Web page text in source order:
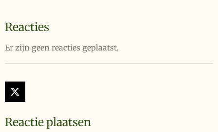
Reacties
Er zijn geen reacties geplaatst.
X
Reactie plaatsen